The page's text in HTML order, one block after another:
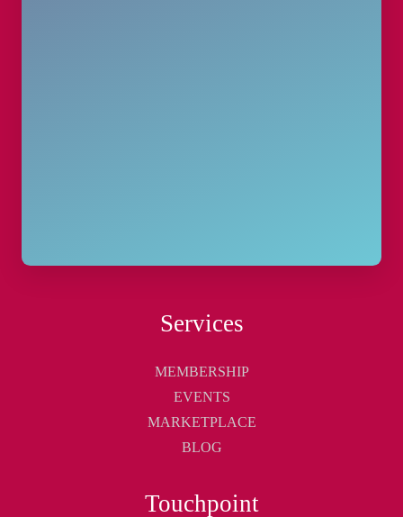
Services
MEMBERSHIP
EVENTS
MARKETPLACE
BLOG
Touchpoint